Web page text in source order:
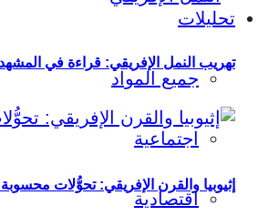
تحليلات
جميع المواد
اجتماعية
اقتصادية
تهريب النمل الإفريقي: قراءة في
إثيوبيا والقرن الإفريقي: تحوُّلات محسوبة؟